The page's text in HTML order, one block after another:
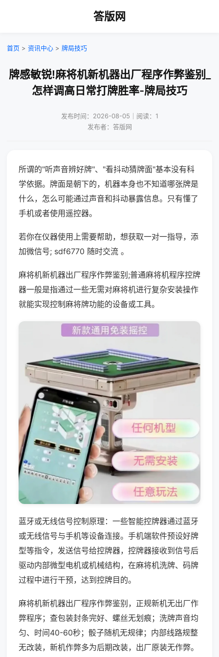
答版网
首页 > 资讯中心 > 牌局技巧
牌感敏锐!麻将机新机器出厂程序作弊鉴别_
怎样调高日常打牌胜率-牌局技巧
发布时间：2026-08-05｜阅读：1
发布者：答版网
所谓的"听声音辨好牌"、"看抖动猜牌面"基本没有科
学依据。牌面是朝下的，机器本身也不知道哪张牌是
什么，怎么可能通过声音和抖动暴露信息。只有懂了
手机或者使用遥控器。
若你在仪器使用上需要帮助，想获取一对一指导，添
加微信号; sdf6770 随时交流 。
麻将机新机器出厂程序作弊鉴别;普通麻将机程序控牌
器一般是指通过一些无需对麻将机进行复杂安装操作
就能实现控制麻将牌功能的设备或工具。
蓝牙或无线信号控制原理：一些智能控牌器通过蓝牙
或无线信号与手机等设备连接。手机端软件预设好牌
型等指令，发送信号给控牌器，控牌器接收到信号后
驱动内部微型电机或机械结构，在麻将机洗牌、码牌
过程中进行干预，达到控牌目的。
麻将机新机器出厂程序作弊鉴别，正规新机无出厂作
弊程序；查包装封条完好、螺丝无划痕；洗牌声音均
匀、时间40-60秒；骰子随机无规律；内部线路规整
无改装，新机作弊多为后期改装，出厂原装无作弊。